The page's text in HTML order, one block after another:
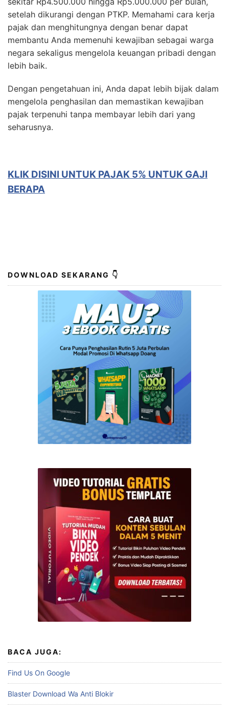
setelah dikurangi dengan PTKP. Memahami cara kerja
pajak dan menghitungnya dengan benar dapat
membantu Anda memenuhi kewajiban sebagai warga
negara sekaligus mengelola keuangan pribadi dengan
lebih baik.
Dengan pengetahuan ini, Anda dapat lebih bijak dalam
mengelola penghasilan dan memastikan kewajiban
pajak terpenuhi tanpa membayar lebih dari yang
seharusnya.
KLIK DISINI UNTUK PAJAK 5% UNTUK GAJI
BERAPA
DOWNLOAD SEKARANG 👇
BACA JUGA:
Find Us On Google
Blaster Download Wa Anti Blokir